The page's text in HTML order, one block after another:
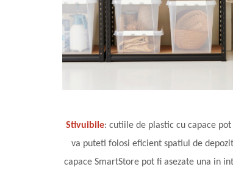
Stivuibile: cutiile de plastic cu capace
va puteti folosi eficient spatiul de
capace SmartStore pot fi asezate una in